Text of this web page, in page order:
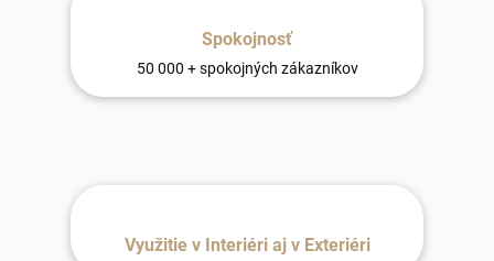
Spokojnosť
50 000 + spokojných zákazníkov
Využitie v Interiéri aj v Exteriéri